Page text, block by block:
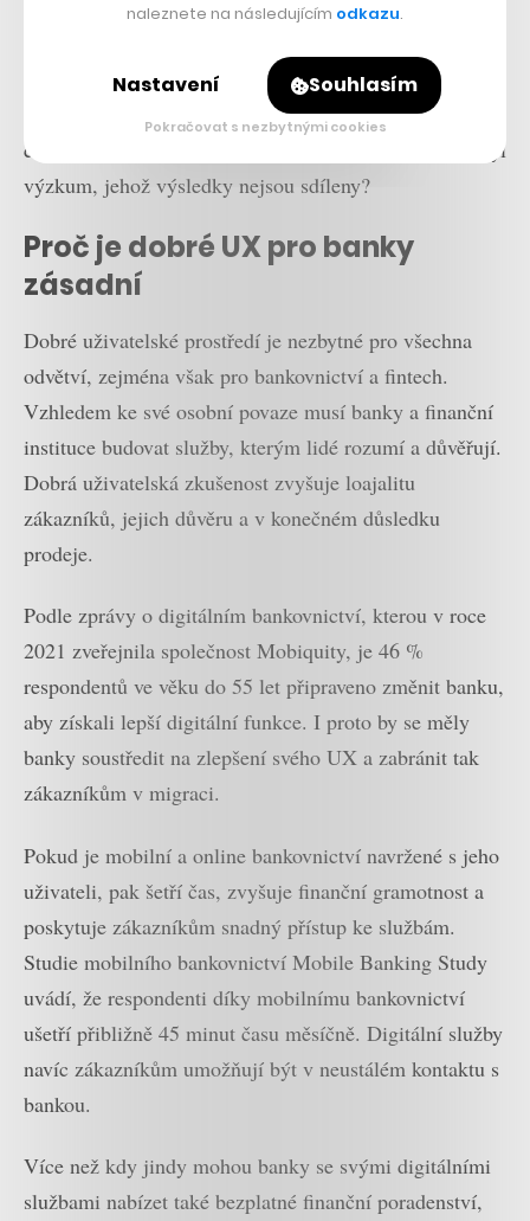
stanovíte cíle výzkumu. Ukážete tak hodnotu toho, co
děláte, a získáte podporu pro další výzkum.
Na závěr se nezapomeňte o získané poznatky podělit s
členy týmu a zúčastněnými stakeholdery. K čemu by byl
výzkum, jehož výsledky nejsou sdíleny?
Proč je dobré UX pro banky
zásadní
Dobré uživatelské prostředí je nezbytné pro všechna
odvětví, zejména však pro bankovnictví a fintech.
Vzhledem ke své osobní povaze musí banky a finanční
instituce budovat služby, kterým lidé rozumí a důvěřují.
Dobrá uživatelská zkušenost zvyšuje loajalitu
zákazníků, jejich důvěru a v konečném důsledku
prodeje.
Podle zprávy o digitálním bankovnictví, kterou v roce
2021 zveřejnila společnost Mobiquity, je 46 %
respondentů ve věku do 55 let připraveno změnit banku,
aby získali lepší digitální funkce. I proto by se měly
banky soustředit na zlepšení svého UX a zabránit tak
zákazníkům v migraci.
Pokud je mobilní a online bankovnictví navržené s jeho
uživateli, pak šetří čas, zvyšuje finanční gramotnost a
poskytuje zákazníkům snadný přístup ke službám.
Studie mobilního bankovnictví Mobile Banking Study
uvádí, že respondenti díky mobilnímu bankovnictví
ušetří přibližně 45 minut času měsíčně. Digitální služby
navíc zákazníkům umožňují být v neustálém kontaktu s
bankou.
Více než kdy jindy mohou banky se svými digitálními
službami nabízet také bezplatné finanční poradenství,
naleznete na následujícím odkazu.
Nastavení Souhlasím
Pokračovat s nezbytnými cookies